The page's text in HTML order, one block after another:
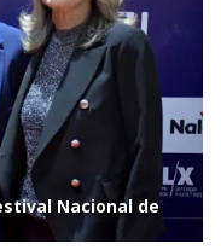
Nacional de